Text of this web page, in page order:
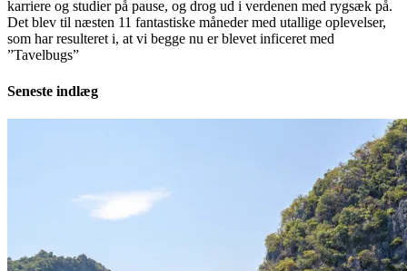
karriere og studier på pause, og drog ud i verdenen med rygsæk på.
Det blev til næsten 11 fantastiske måneder med utallige oplevelser,
som har resulteret i, at vi begge nu er blevet inficeret med
”Tavelbugs”
Seneste indlæg